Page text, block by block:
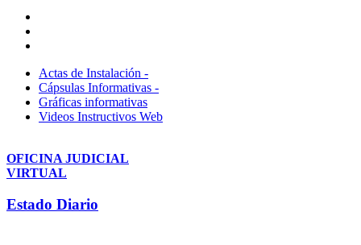
Actas de Instalación -
Cápsulas Informativas -
Gráficas informativas
Videos Instructivos Web
OFICINA JUDICIAL
VIRTUAL
Estado Diario